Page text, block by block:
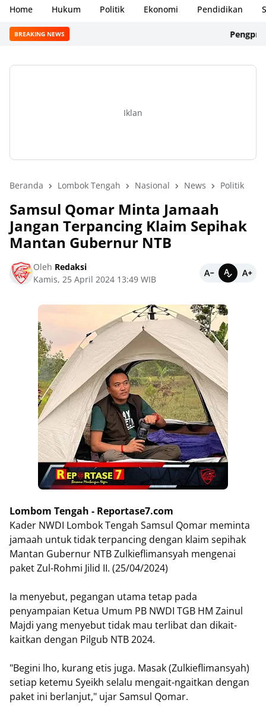
Home Hukum Politik Ekonomi Pendidikan
BREAKING NEWS Pengprov
Iklan
Beranda Lombok Tengah Nasional News Politik
Samsul Qomar Minta Jamaah
Jangan Terpancing Klaim Sepihak
Mantan Gubernur NTB
Oleh Redaksi
Kamis, 25 April 2024 13:49 WIB
Lombom Tengah - Reportase7.com
Kader NWDI Lombok Tengah Samsul Qomar meminta
jamaah untuk tidak terpancing dengan klaim sepihak
Mantan Gubernur NTB Zulkieflimansyah mengenai
paket Zul-Rohmi Jilid II. (25/04/2024)
Ia menyebut, pegangan utama tetap pada
penyampaian Ketua Umum PB NWDI TGB HM Zainul
Majdi yang menyebut tidak mau terlibat dan dikait-
kaitkan dengan Pilgub NTB 2024.
"Begini lho, kurang etis juga. Masak (Zulkieflimansyah)
setiap ketemu Syeikh selalu mengait-ngaitkan dengan
paket ini berlanjut," ujar Samsul Qomar.